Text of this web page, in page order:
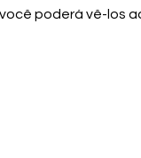
poderá vê-los